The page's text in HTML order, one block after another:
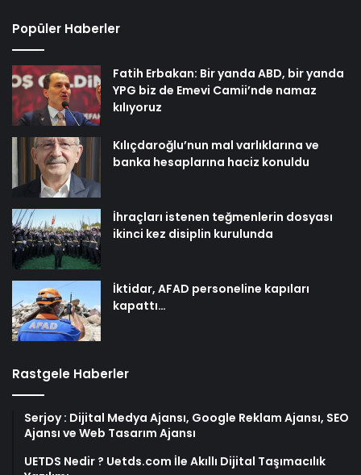
Popüler Haberler
Fatih Erbakan: Bir yanda ABD, bir yanda
YPG biz de Emevi Camii’nde namaz
kılıyoruz
Kılıçdaroğlu’nun mal varlıklarına ve
banka hesaplarına haciz konuldu
İhraçları istenen teğmenlerin dosyası
ikinci kez disiplin kurulunda
İktidar, AFAD personeline kapıları
kapattı…
Rastgele Haberler
Serjoy : Dijital Medya Ajansı, Google Reklam Ajansı, SEO
Ajansı ve Web Tasarım Ajansı
UETDS Nedir ? Uetds.com İle Akıllı Dijital Taşımacılık